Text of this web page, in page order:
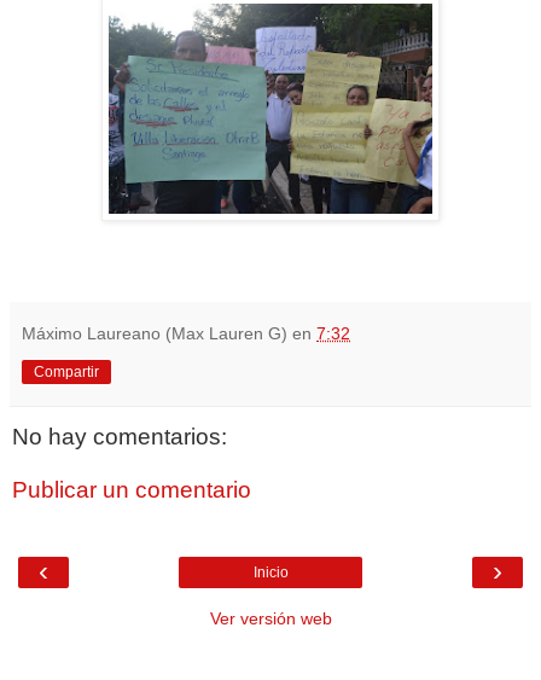
Máximo Laureano (Max Lauren G) en 7:32
Compartir
No hay comentarios:
Publicar un comentario
‹ ›
Inicio
Ver versión web